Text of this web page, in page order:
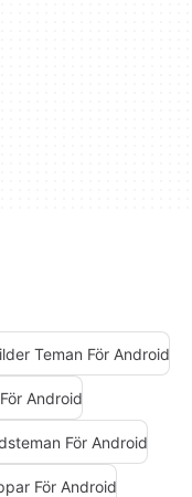
Teman För Android
Android
För Android
För Android